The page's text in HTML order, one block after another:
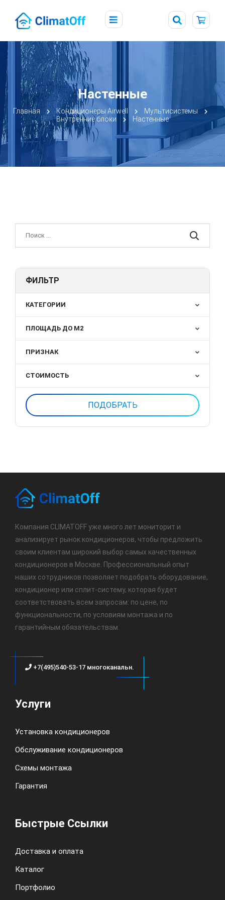
Настенные
Главная Кондиционеры Airwell
Мультисистемы
Внутренние блоки
Настенные
ФИЛЬТР
КАТЕГОРИИ
ПЛОЩАДЬ ДО М2
ПРИЗНАК
СТОИМОСТЬ
Компания CLIMATOFF уже много лет мониторит и
анализирует рынок кондиционеров, чтобы предложить
своим клиентам широкий выбор самых качественных
кондиционеров в Москве. Профессиональный опыт
наших сотрудников позволяет подобрать оборудование,
кондиционер или сплит-систему, которая будет
соответствовать всем запросам: по цене, по
функциональности, по условиям монтажа и по
гарантийным обязательствам.
+7(495)540-53-17 многоканальн.
Услуги
Установка кондиционеров
Обслуживание кондиционеров
Схемы монтажа
Гарантия
Быстрые Ссылки
Доставка и оплата
Каталог
Портфолио